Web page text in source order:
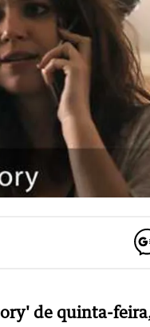
de quinta-